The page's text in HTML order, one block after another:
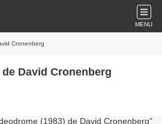
MENU
Cronenberg
David Cronenberg